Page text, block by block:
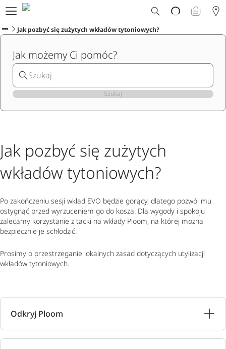
Dlaczego Ploom?
Sklep
Oferty Specjalne
Wsparcie
Wydarzenia
Sklepy Ploom
Jak pozbyć się zużytych wkładów tytoniowych?
Jak możemy Ci pomóc?
Szukaj
Jak pozbyć się zużytych
wkładów tytoniowych?
Po zakończeniu sesji wkład EVO będzie gorący, dlatego pozwól mu
ostygnąć przed wyrzuceniem go do kosza. Dla wygody i spokoju
zalecamy korzystanie z tacki na wkłady Ploom, na której można
bezpiecznie je schłodzić.
Prosimy o przestrzeganie lokalnych zasad dotyczących utylizacji
wkładów tytoniowych.
Odkryj Ploom